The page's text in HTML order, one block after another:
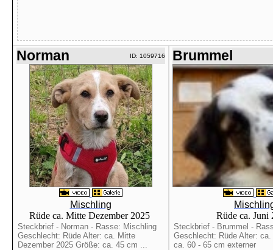
Norman ID: 1059716
Mischling
Rüde ca. Mitte Dezember 2025
Steckbrief - Norman - Rasse: Mischling
Geschlecht: Rüde Alter: ca. Mitte
Dezember 2025 Größe: ca. 45 cm ...
Brummel
Rüde ca. Juni
Steckbrief - Brummel -
Geschlecht: Rüde Alter:
ca. 60 - 65 cm externer